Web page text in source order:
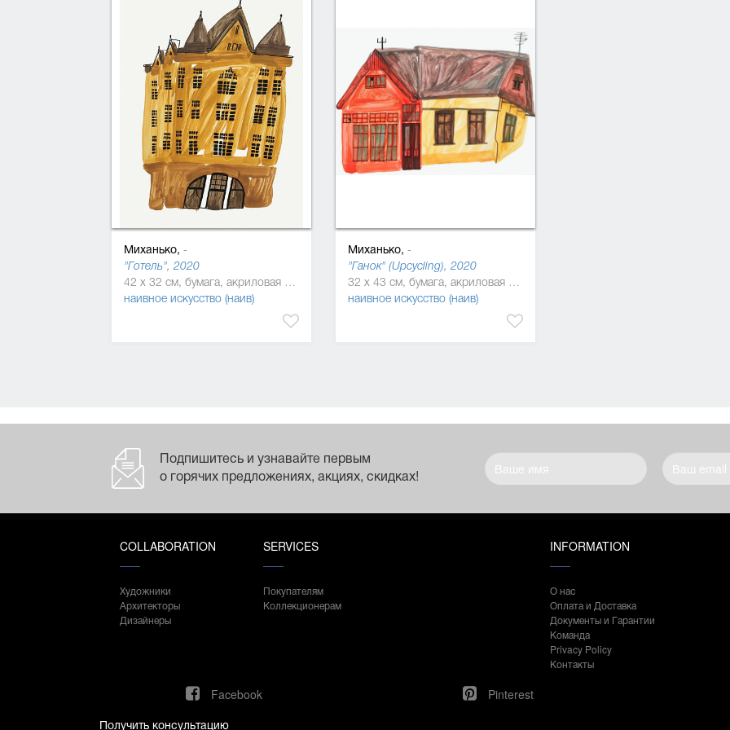
Миханько, -
"Готель", 2020
42 x 32 см, бумага, акриловая краска, маркер
наивное искусство (наив)
Миханько, -
"Ганок" (Upcycling), 2020
32 x 43 см, бумага, акриловая краска, маркер
наивное искусство (наив)
Подпишитесь и узнавайте первым
о горячих предложениях, акциях, скидках!
COLLABORATION
Художники
Архитекторы
Дизайнеры
SERVICES
Покупателям
Коллекционерам
INFORMATION
О нас
Оплата и Доставка
Документы и Гарантии
Команда
Privacy Policy
Контакты
Facebook Pinterest
Получить консультацию